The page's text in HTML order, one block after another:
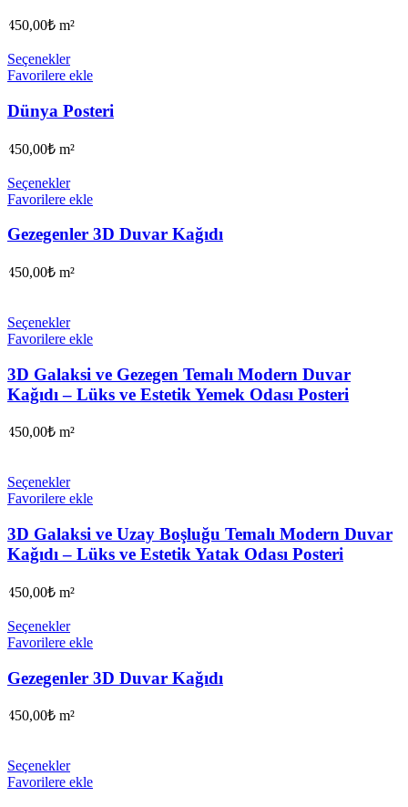
450,00₺ m²
Seçenekler
Favorilere ekle
Dünya Posteri
450,00₺ m²
Seçenekler
Favorilere ekle
Gezegenler 3D Duvar Kağıdı
450,00₺ m²
Seçenekler
Favorilere ekle
3D Galaksi ve Gezegen Temalı Modern Duvar
Kağıdı – Lüks ve Estetik Yemek Odası Posteri
450,00₺ m²
Seçenekler
Favorilere ekle
3D Galaksi ve Uzay Boşluğu Temalı Modern Duvar
Kağıdı – Lüks ve Estetik Yatak Odası Posteri
450,00₺ m²
Seçenekler
Favorilere ekle
Gezegenler 3D Duvar Kağıdı
450,00₺ m²
Seçenekler
Favorilere ekle